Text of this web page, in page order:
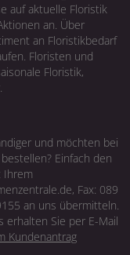
auf aktuelle Floristik
an. Über
an Floristikbedarf
Floristen und
Floristik,
und möchten bei
Einfach den
Ihrem
Fax: 089
an uns übermitteln.
erhalten Sie per E-Mail
Kundenantrag